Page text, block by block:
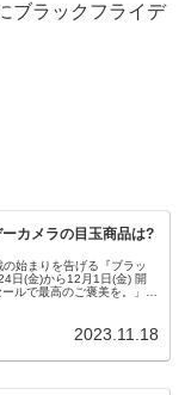
ブラックフライデ
カメラの目玉商品は?
始まりを告げる『ブラッ
日(金)から12月1日(金) 開
ルで最高のご褒美を。」と
2023.11.18